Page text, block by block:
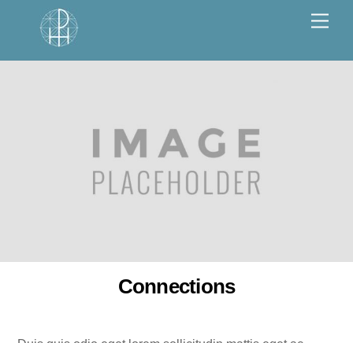
Connections